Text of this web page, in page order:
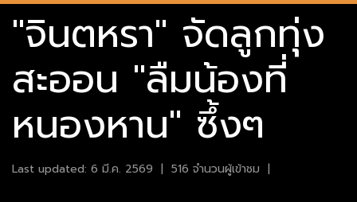
"จินตหรา" จัดลูกทุ่ง
สะออน "ลืมน้องที่
หนองหาน" ซึ้งๆ
Last updated: 6 มี.ค. 2569 | 516 จำนวนผู้เข้าชม |